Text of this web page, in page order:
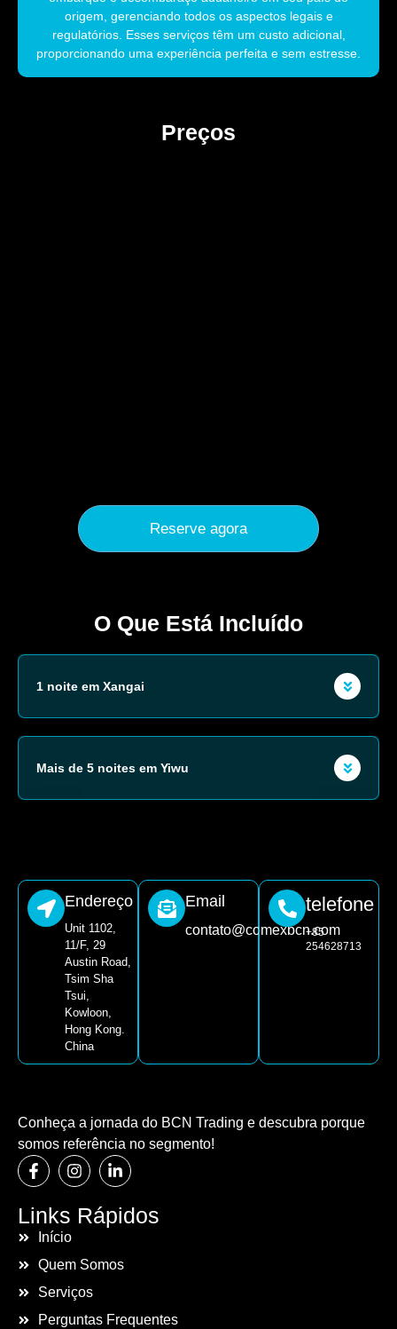
origem, gerenciando todos os aspectos legais e
regulatórios. Esses serviços têm um custo adicional,
proporcionando uma experiência perfeita e sem estresse.
Preços
Reserve agora
O Que Está Incluído
1 noite em Xangai
Mais de 5 noites em Yiwu
Endereço
Unit 1102,
11/F, 29
Austin Road,
Tsim Sha
Tsui,
Kowloon,
Hong Kong.
China
Email
contato@comexbcn.com
telefone
+85
254628713
Conheça a jornada do BCN Trading e descubra porque
somos referência no segmento!
Links Rápidos
Início
Quem Somos
Serviços
Perguntas Frequentes